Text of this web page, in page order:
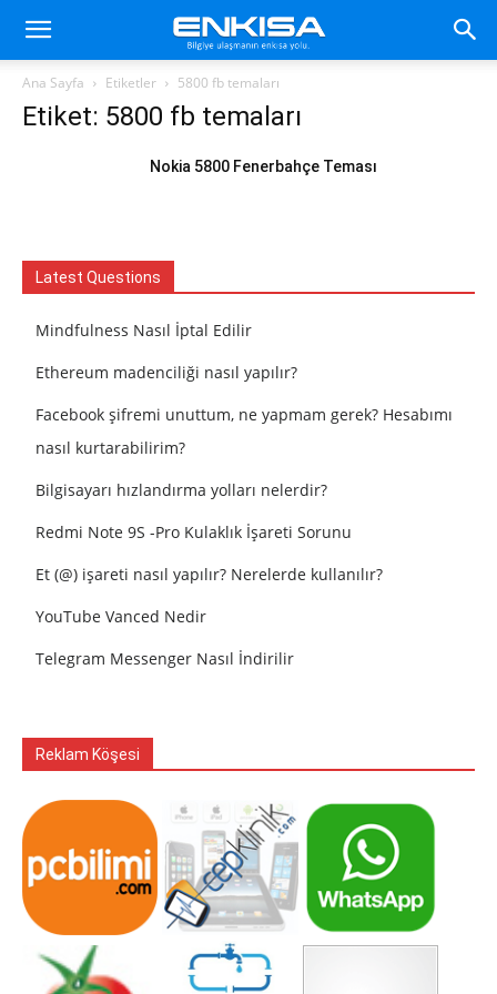
Ana Sayfa Etiketler 5800 fb temaları
Etiket: 5800 fb temaları
Nokia 5800 Fenerbahçe Teması
Latest Questions
Mindfulness Nasıl İptal Edilir
Ethereum madenciliği nasıl yapılır?
Facebook şifremi unuttum, ne yapmam gerek? Hesabımı
nasıl kurtarabilirim?
Bilgisayarı hızlandırma yolları nelerdir?
Redmi Note 9S -Pro Kulaklık İşareti Sorunu
Et (@) işareti nasıl yapılır? Nerelerde kullanılır?
YouTube Vanced Nedir
Telegram Messenger Nasıl İndirilir
Reklam Köşesi